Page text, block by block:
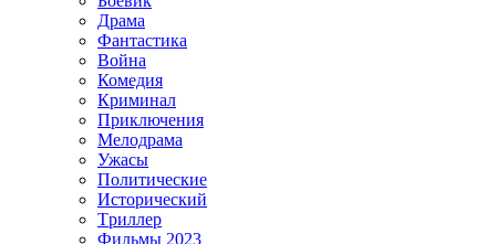
Драма
Фантастика
Война
Комедия
Криминал
Приключения
Мелодрама
Ужасы
Политические
Исторический
Tриллер
Фильмы 2023